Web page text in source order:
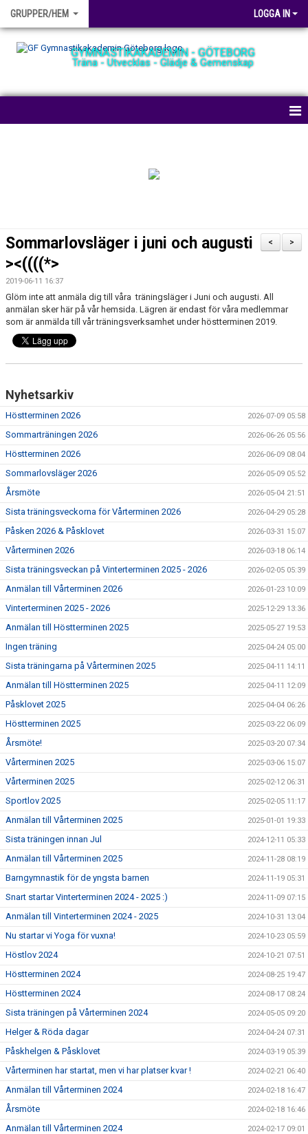
GRUPPER/HEM LOGGA IN
GYMNASTIKAKADEMIN - GÖTEBORG
Träna - Utvecklas - Glädje & Gemenskap
GRUPPER
VÅR VERKSAMHET
KLUBBKLÄDER
>
<
Sommarlovsläger i juni och augusti
><((((*>
2019-06-11 16:37
Glöm inte att anmäla dig till våra träningsläger i Juni och augusti. All
anmälan sker här på vår hemsida. Lägren är endast för våra medlemmar
som är anmälda till vår träningsverksamhet under höstterminen 2019.
Nyhetsarkiv
Höstterminen 2026 2026-07-09 05:58
Sommarträningen 2026 2026-06-26 05:56
Höstterminen 2026 2026-06-09 08:04
Sommarlovsläger 2026 2026-05-09 05:52
Årsmöte 2026-05-04 21:51
Sista träningsveckorna för Vårterminen 2026 2026-04-29 05:28
Påsken 2026 & Påsklovet 2026-03-31 15:07
Vårterminen 2026 2026-03-18 06:14
Sista träningsveckan på Vinterterminen 2025 - 2026 2026-02-05 05:39
Anmälan till Vårterminen 2026 2026-01-23 10:09
Vinterterminen 2025 - 2026 2025-12-29 13:36
Anmälan till Höstterminen 2025 2025-05-27 19:53
Ingen träning 2025-04-24 05:00
Sista träningarna på Vårterminen 2025 2025-04-11 14:11
Anmälan till Höstterminen 2025 2025-04-11 12:09
Påsklovet 2025 2025-04-04 06:26
Höstterminen 2025 2025-03-22 06:09
Årsmöte! 2025-03-20 07:34
Vårterminen 2025 2025-03-06 15:07
Vårterminen 2025 2025-02-12 06:31
Sportlov 2025 2025-02-05 11:17
Anmälan till Vårterminen 2025 2025-01-01 19:33
Sista träningen innan Jul 2024-12-11 05:33
Anmälan till Vårterminen 2025 2024-11-28 08:19
Barngymnastik för de yngsta barnen 2024-11-19 05:31
Snart startar Vinterterminen 2024 - 2025 :) 2024-11-09 07:15
Anmälan till Vinterterminen 2024 - 2025 2024-10-31 13:04
Nu startar vi Yoga för vuxna! 2024-10-23 05:59
Höstlov 2024 2024-10-21 07:51
Höstterminen 2024 2024-08-25 19:47
Höstterminen 2024 2024-08-17 08:24
Sista träningen på Vårterminen 2024 2024-05-05 09:20
Helger & Röda dagar 2024-04-24 07:31
Påskhelgen & Påsklovet 2024-03-19 05:39
Vårterminen har startat, men vi har platser kvar ! 2024-02-21 06:40
Anmälan till Vårterminen 2024 2024-02-18 16:47
Årsmöte 2024-02-18 16:46
Anmälan till Vårterminen 2024 2024-02-17 09:01